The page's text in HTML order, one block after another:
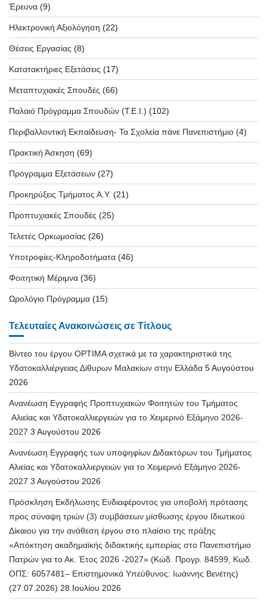
Έρευνα (9)
Ηλεκτρονική Αξιολόγηση (22)
Θέσεις Εργασίας (8)
Κατατακτήριες Εξετάσεις (17)
Μεταπτυχιακές Σπουδές (66)
Παλαιό Πρόγραμμα Σπουδών (T.E.I.) (102)
Περιβαλλοντική Εκπαίδευση- Τα Σχολεία πάνε Πανεπιστήμιο (4)
Πρακτική Άσκηση (69)
Πρόγραμμα Εξετάσεων (27)
Προκηρύξεις Τμήματος Α.Υ. (21)
Προπτυχιακές Σπουδές (25)
Τελετές Ορκωμοσίας (26)
Υποτροφίες-Κληροδοτήματα (46)
Φοιτητική Μέριμνα (36)
Ωρολόγιο Πρόγραμμα (15)
Τελευταίες Ανακοινώσεις σε Τίτλους
Βίντεο του έργου OPTIMA σχετικά με τα χαρακτηριστικά της
Υδατοκαλλιέργειας Δίθυρων Μαλακίων στην Ελλάδα 5 Αυγούστου
2026
Ανανέωση Εγγραφής Προπτυχιακών Φοιτητών του Τμήματος
Αλιείας και Υδατοκαλλιεργειών για το Χειμερινό Εξάμηνο 2026-
2027 3 Αυγούστου 2026
Ανανέωση Εγγραφής των υποψηφίων Διδακτόρων του Τμήματος
Αλιείας και Υδατοκαλλιεργειών για το Χειμερινό Εξάμηνο 2026-
2027 3 Αυγούστου 2026
Πρόσκληση Εκδήλωσης Ενδιαφέροντος για υποβολή πρότασης
προς σύναψη τριών (3) συμβάσεων μίσθωσης έργου Ιδιωτικού
Δίκαιου για την ανάθεση έργου στο πλαίσιο της πράξης
«Απόκτηση ακαδημαϊκής διδακτικής εμπειρίας στο Πανεπιστήμιο
Πατρών για το Ακ. Έτος 2026 -2027» (Κώδ. Προγρ. 84599, Κωδ.
ΟΠΣ: 6057481– Επιστημονικά Υπεύθυνος: Ιωάννης Βενέτης)
(27.07.2026) 28 Ιουλίου 2026